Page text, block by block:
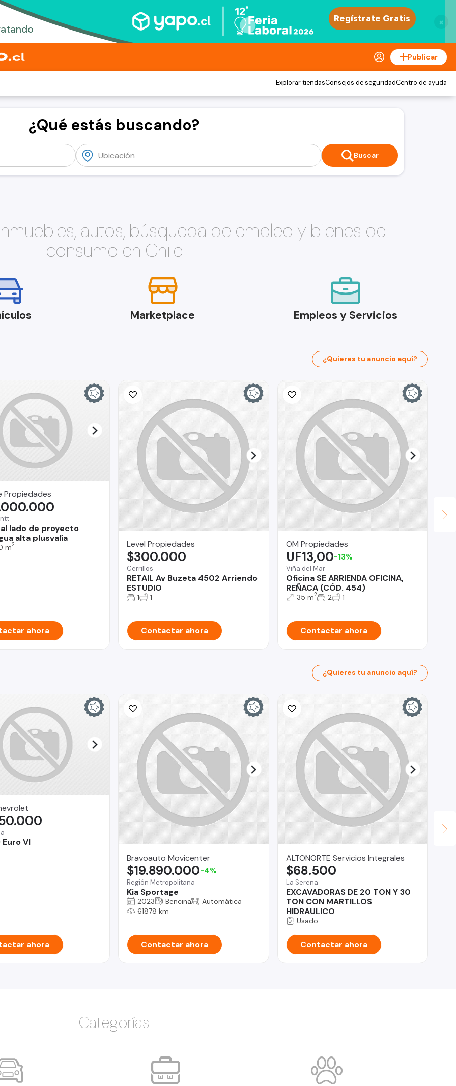
×
Publicar
Explorar tiendasConsejos de seguridadCentro de ayuda
¿Qué estás buscando?
Buscar
autos, búsqueda de empleo y bienes de
consumo en Chile
Marketplace Empleos y Servicios
¿Quieres tu anuncio aquí?
Propiedades
lado de proyecto
alta plusvalía
m2
ahora
Level Propiedades
Cerrillos
RETAIL Av Buzeta 4502 Arriendo
ESTUDIO
$300.000
1 1
Contactar ahora
OM Propiedades
Viña del Mar
Oficina SE ARRIENDA OFICINA,
REÑACA (CÓD. 454)
UF13,00-13%
35 m2 2 1
Contactar ahora
¿Quieres tu anuncio aquí?
Euro VI
ahora
Bravoauto Movicenter
Región Metropolitana
Kia Sportage
$19.890.000-4%
2023 Bencina
Automática
61878 km
Contactar ahora
ALTONORTE Servicios Integrales
La Serena
EXCAVADORAS DE 20 TON Y 30
TON CON MARTILLOS
HIDRAULICO
$68.500
Usado
Contactar ahora
Categorías